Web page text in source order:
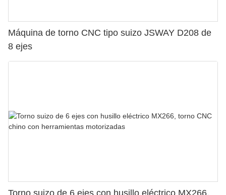
Máquina de torno CNC tipo suizo JSWAY D208 de
8 ejes